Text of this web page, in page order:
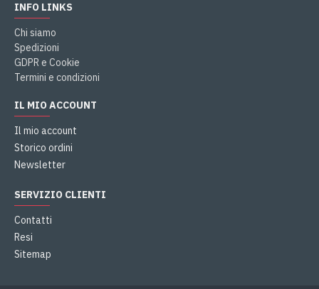
INFO LINKS
Chi siamo
Spedizioni
GDPR e Cookie
Termini e condizioni
IL MIO ACCOUNT
Il mio account
Storico ordini
Newsletter
SERVIZIO CLIENTI
Contatti
Resi
Sitemap